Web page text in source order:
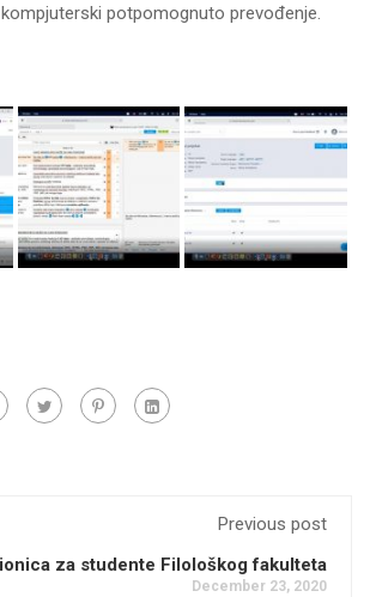
potpomognuto prevođenje.
Previous post
za studente Filološkog fakulteta
December 23, 2020